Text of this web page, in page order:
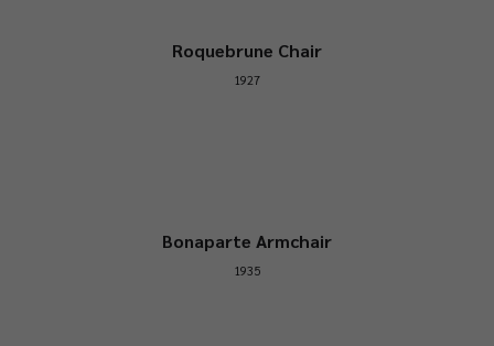
Roquebrune Chair
1927
Bonaparte Armchair
1935